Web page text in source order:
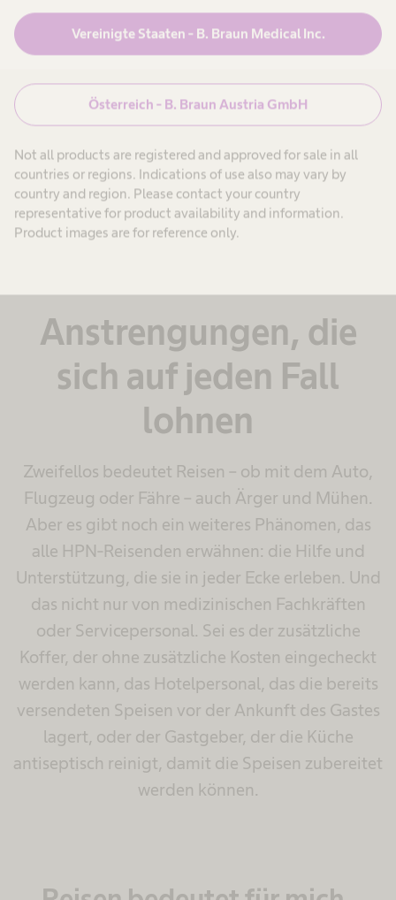
Vereinigte Staaten - B. Braun Medical Inc.
Österreich - B. Braun Austria GmbH
Not all products are registered and approved for sale in all
countries or regions. Indications of use also may vary by
country and region. Please contact your country
representative for product availability and information.
Product images are for reference only.
Stellen Sie sicher, dass sich der Schlauch
während der Lagerung nicht leicht verbiegen
Überprüfen Sie, ob die Pumpe und die
der HPN-Ernährungsbeutel richtig gefüllt ist.
Anstrengungen, die
sich auf jeden Fall
lohnen
Zweifellos bedeutet Reisen – ob mit dem Auto,
Flugzeug oder Fähre – auch Ärger und Mühen.
Aber es gibt noch ein weiteres Phänomen, das
alle HPN-Reisenden erwähnen: die Hilfe und
Unterstützung, die sie in jeder Ecke erleben. Und
das nicht nur von medizinischen Fachkräften
oder Servicepersonal. Sei es der zusätzliche
Koffer, der ohne zusätzliche Kosten eingecheckt
werden kann, das Hotelpersonal, das die bereits
versendeten Speisen vor der Ankunft des Gastes
lagert, oder der Gastgeber, der die Küche
antiseptisch reinigt, damit die Speisen zubereitet
werden können.